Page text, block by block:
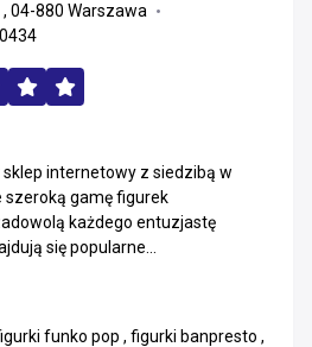
04-880 Warszawa
internetowy z siedzibą w
szeroką gamę figurek
każdego entuzjastę
się popularne...
funko pop , figurki banpresto ,